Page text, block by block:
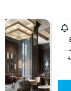
125 3rd Street, سان فرانسسكو, CA, الولايات المتحدة الأميريكية